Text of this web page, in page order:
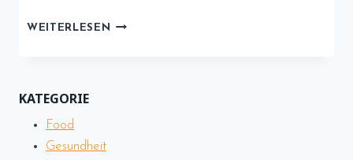
WEITERLESEN NACHHALTIGES
KATEGORIE
Food
Gesundheit